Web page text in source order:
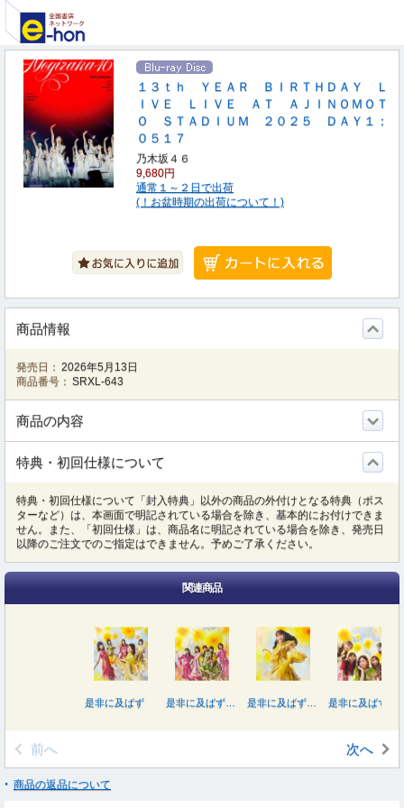
１３ｔｈ ＹＥＡＲ ＢＩＲＴＨＤＡＹ Ｌ
ＩＶＥ ＬＩＶＥ ＡＴ ＡＪＩＮＯＭＯＴ
Ｏ ＳＴＡＤＩＵＭ ２０２５ ＤＡＹ１：
０５１７
乃木坂４６
9,680円
通常１～２日で出荷
(！お盆時期の出荷について！)
商品情報
発売日： 2026年5月13日
商品番号： SRXL-643
商品の内容
特典・初回仕様について
特典・初回仕様について「封入特典」以外の商品の外付けとなる特典（ポス
ターなど）は、本画面で明記されている場合を除き、基本的にお付けできま
せん。また、「初回仕様」は、商品名に明記されている場合を除き、発売日
以降のご注文でのご指定はできません。予めご了承ください。
関連商品
是非に及ばず
前へ 次へ
商品の返品について